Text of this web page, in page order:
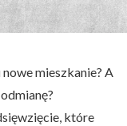
mieszkanie? A
które